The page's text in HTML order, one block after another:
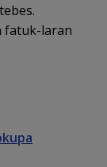
fatuk-laran